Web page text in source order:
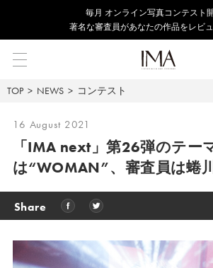
毎⽉ オンライン写真コンテスト
著名な審査員があなたの作品をレビ
TOP NEWS コンテスト
16 August 2021
「IMA next」第26弾のテー
は“WOMAN”、 審査員は蜷
Share